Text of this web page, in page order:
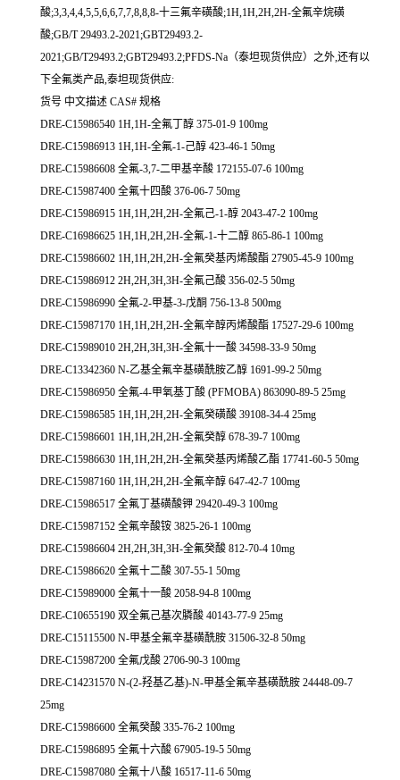
酸;3,3,4,4,5,5,6,6,7,7,8,8,8-十三氟辛磺酸;1H,1H,2H,2H-全氟辛烷磺
酸;GB/T 29493.2-2021;GBT29493.2-
2021;GB/T29493.2;GBT29493.2;PFDS-Na（泰坦现货供应）之外,还有以
下全氟类产品,泰坦现货供应:
货号 中文描述 CAS# 规格
DRE-C15986540 1H,1H-全氟丁醇 375-01-9 100mg
DRE-C15986913 1H,1H-全氟-1-己醇 423-46-1 50mg
DRE-C15986608 全氟-3,7-二甲基辛酸 172155-07-6 100mg
DRE-C15987400 全氟十四酸 376-06-7 50mg
DRE-C15986915 1H,1H,2H,2H-全氟己-1-醇 2043-47-2 100mg
DRE-C16986625 1H,1H,2H,2H-全氟-1-十二醇 865-86-1 100mg
DRE-C15986602 1H,1H,2H,2H-全氟癸基丙烯酸酯 27905-45-9 100mg
DRE-C15986912 2H,2H,3H,3H-全氟己酸 356-02-5 50mg
DRE-C15986990 全氟-2-甲基-3-戊酮 756-13-8 500mg
DRE-C15987170 1H,1H,2H,2H-全氟辛醇丙烯酸酯 17527-29-6 100mg
DRE-C15989010 2H,2H,3H,3H-全氟十一酸 34598-33-9 50mg
DRE-C13342360 N-乙基全氟辛基磺酰胺乙醇 1691-99-2 50mg
DRE-C15986950 全氟-4-甲氧基丁酸 (PFMOBA) 863090-89-5 25mg
DRE-C15986585 1H,1H,2H,2H-全氟癸磺酸 39108-34-4 25mg
DRE-C15986601 1H,1H,2H,2H-全氟癸醇 678-39-7 100mg
DRE-C15986630 1H,1H,2H,2H-全氟癸基丙烯酸乙酯 17741-60-5 50mg
DRE-C15987160 1H,1H,2H,2H-全氟辛醇 647-42-7 100mg
DRE-C15986517 全氟丁基磺酸钾 29420-49-3 100mg
DRE-C15987152 全氟辛酸铵 3825-26-1 100mg
DRE-C15986604 2H,2H,3H,3H-全氟癸酸 812-70-4 10mg
DRE-C15986620 全氟十二酸 307-55-1 50mg
DRE-C15989000 全氟十一酸 2058-94-8 100mg
DRE-C10655190 双全氟己基次膦酸 40143-77-9 25mg
DRE-C15115500 N-甲基全氟辛基磺酰胺 31506-32-8 50mg
DRE-C15987200 全氟戊酸 2706-90-3 100mg
DRE-C14231570 N-(2-羟基乙基)-N-甲基全氟辛基磺酰胺 24448-09-7
25mg
DRE-C15986600 全氟癸酸 335-76-2 100mg
DRE-C15986895 全氟十六酸 67905-19-5 50mg
DRE-C15987080 全氟十八酸 16517-11-6 50mg